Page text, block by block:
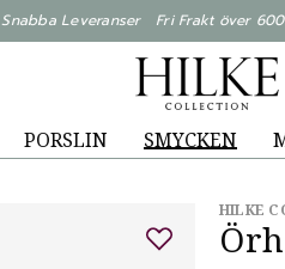
Snabba Leveranser Fri Frakt över
PORSLIN SMYCKEN
HILKE